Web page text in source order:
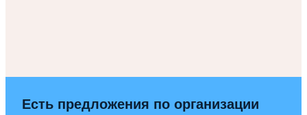
Есть предложения по организации